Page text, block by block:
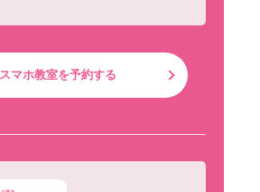
スマホ教室を予約する